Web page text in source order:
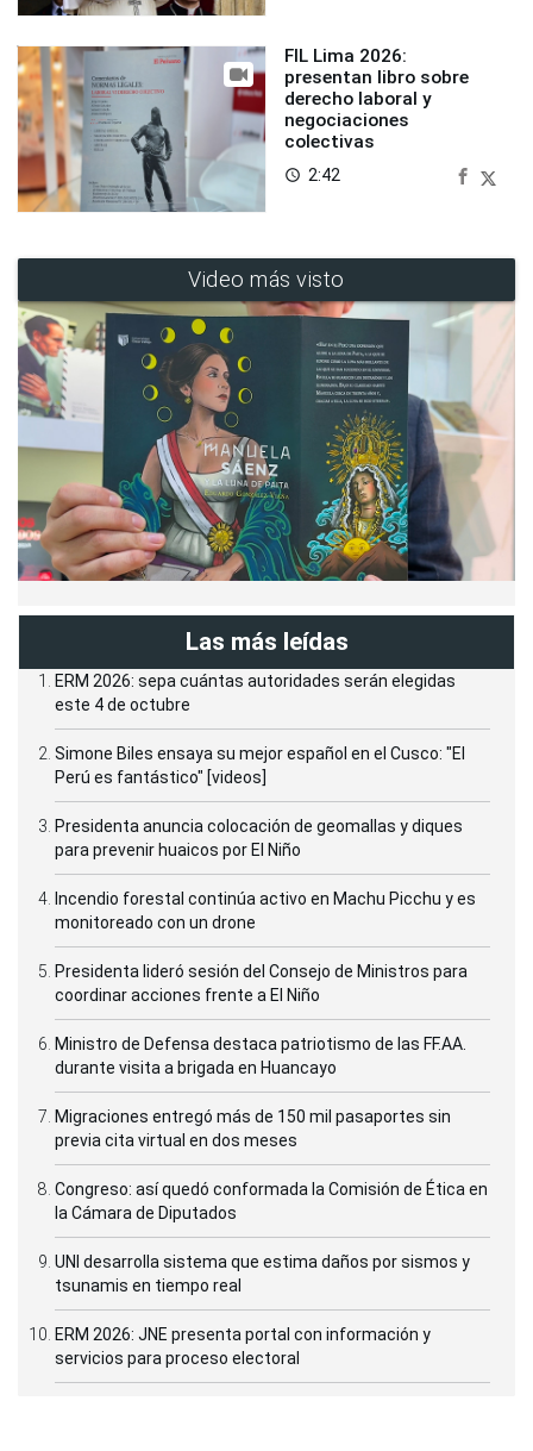
FIL Lima 2026:
presentan libro sobre
derecho laboral y
negociaciones
colectivas
access_time 2:42
Video más visto
Las más leídas
ERM 2026: sepa cuántas autoridades serán elegidas
este 4 de octubre
Simone Biles ensaya su mejor español en el Cusco: "El
Perú es fantástico" [videos]
Presidenta anuncia colocación de geomallas y diques
para prevenir huaicos por El Niño
Incendio forestal continúa activo en Machu Picchu y es
monitoreado con un drone
Presidenta lideró sesión del Consejo de Ministros para
coordinar acciones frente a El Niño
Ministro de Defensa destaca patriotismo de las FF.AA.
durante visita a brigada en Huancayo
Migraciones entregó más de 150 mil pasaportes sin
previa cita virtual en dos meses
Congreso: así quedó conformada la Comisión de Ética en
la Cámara de Diputados
UNI desarrolla sistema que estima daños por sismos y
tsunamis en tiempo real
ERM 2026: JNE presenta portal con información y
servicios para proceso electoral